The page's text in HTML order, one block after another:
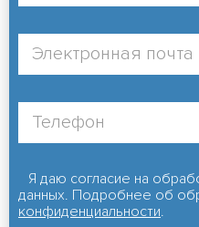
Я даю согласие на
данных. Подробнее об
конфиденциальности.